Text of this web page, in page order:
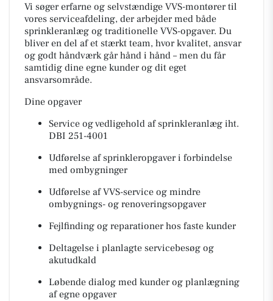
Vi søger erfarne og selvstændige VVS-montører til
vores serviceafdeling, der arbejder med både
sprinkleranlæg og traditionelle VVS-opgaver. Du
bliver en del af et stærkt team, hvor kvalitet, ansvar
og godt håndværk går hånd i hånd – men du får
samtidig dine egne kunder og dit eget
ansvarsområde.
Dine opgaver
Service og vedligehold af sprinkleranlæg iht.
DBI 251-4001
Udførelse af sprinkleropgaver i forbindelse
med ombygninger
Udførelse af VVS-service og mindre
ombygnings- og renoveringsopgaver
Fejlfinding og reparationer hos faste kunder
Deltagelse i planlagte servicebesøg og
akutudkald
Løbende dialog med kunder og planlægning
af egne opgaver